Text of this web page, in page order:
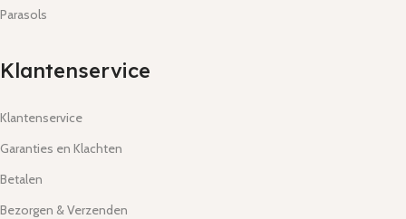
Parasols
Klantenservice
Klantenservice
Garanties en Klachten
Betalen
Bezorgen & Verzenden